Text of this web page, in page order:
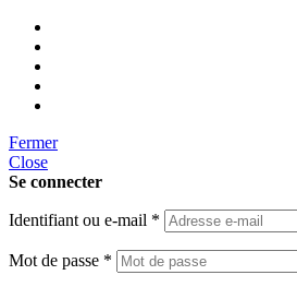
Fermer
Close
Se connecter
Identifiant ou e-mail *
Mot de passe *